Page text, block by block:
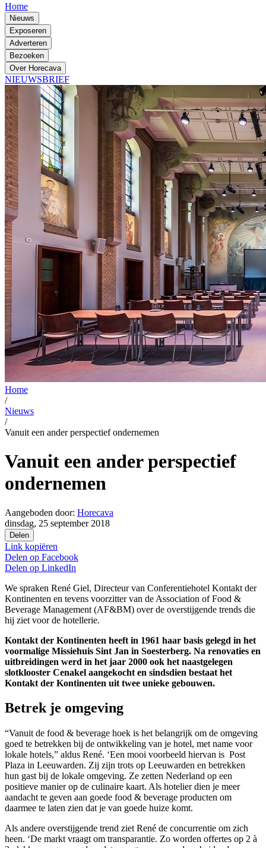
Home
Nieuws
Exposeren
Adverteren
Bezoeken
Over Horecava
NIEUWSBRIEF
Home
/
Nieuws
/
Vanuit een ander perspectief ondernemen
Vanuit een ander perspectief
ondernemen
Aangeboden door: Horecava
dinsdag, 25 september 2018
Delen
Link kopiëren
Delen op Facebook
Delen op LinkedIn
We spraken René Giel, Directeur van Conferentiehotel Kontakt der
Kontinenten en tevens voorzitter van de Association of Food &
Beverage Management (AF&BM) over de overstijgende trends die
hij ziet voor de hotellerie.
Kontakt der Kontinenten heeft in 1961 haar basis gelegd in het
voormalige Missiehuis Sint Jan in Soesterberg. Na renovaties en
uitbreidingen werd in het jaar 2000 ook het naastgelegen
slotklooster Cenakel aangekocht en sindsdien bestaat het
Kontakt der Kontinenten uit twee unieke gebouwen.
Betrek je omgeving
“Vanuit de food & beverage hoek is het belangrijk om de omgeving
goed te betrekken bij de ontwikkeling van je hotel, met name voor
lokale hotels,” aldus René. ‘Een mooi voorbeeld hiervan is Post
Plaza in Leeuwarden. Zij zijn trots op Leeuwarden en betrekken
hun gast bij de lokale omgeving. Ze zetten Nederland op een
positieve manier op de culinaire kaart. Als hotelier dien je meer
aandacht te geven aan goede food & beverage producten om
daarmee te laten zien dat je van goede huize komt.
Als andere overstijgende trend ziet René de concurrentie om zich
heen. ‘De markt vraagt om transparantie. Zo worden offertes op 2 à